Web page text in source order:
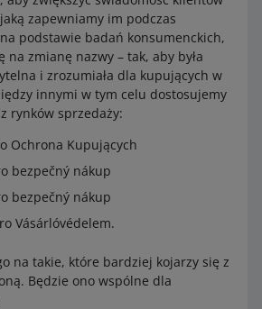
zapewniamy im podczas
podstawie badań konsumenckich,
na zmianę nazwy – tak, aby była
i zrozumiała dla kupujących w
innymi w tym celu dostosujemy
rynków sprzedaży:
Ochrona Kupujących
bezpečný nákup
bezpečný nákup
Vásárlóvédelem.
na takie, które bardziej kojarzy się z
Będzie ono wspólne dla